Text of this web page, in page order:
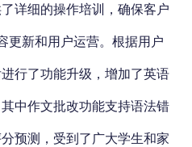
详细的操作培训，确保客户
更新和用户运营。根据用户
行了功能升级，增加了英语
中作文批改功能支持语法错
预测，受到了广大学生和家